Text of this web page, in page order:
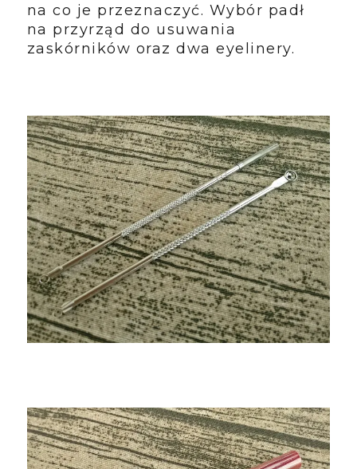
na co je przeznaczyć. Wybór padł
na przyrząd do usuwania
zaskórników oraz dwa eyelinery.